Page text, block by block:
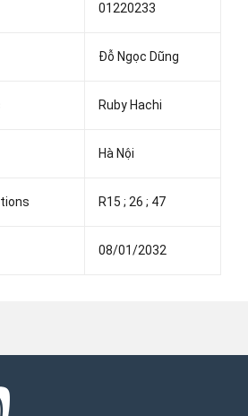
01220233
Đỗ Ngọc Dũng
Ruby Hachi
Hà Nội
R15 ; 26 ; 47
08/01/2032